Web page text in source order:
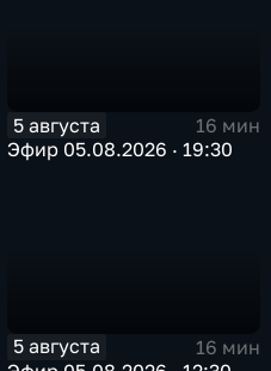
5 августа
16 мин
Эфир 05.08.2026 · 19:30
5 августа
16 мин